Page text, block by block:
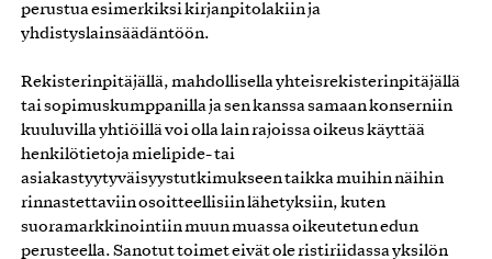
perustua esimerkiksi kirjanpitolakiin ja
yhdistyslainsäädäntöön.
Rekisterinpitäjällä, mahdollisella yhteisrekisterinpitäjällä
tai sopimuskumppanilla ja sen kanssa samaan konserniin
kuuluvilla yhtiöillä voi olla lain rajoissa oikeus käyttää
henkilötietoja mielipide- tai
asiakastyytyväisyystutkimukseen taikka muihin näihin
rinnastettaviin osoitteellisiin lähetyksiin, kuten
suoramarkkinointiin muun muassa oikeutetun edun
perusteella. Sanotut toimet eivät ole ristiriidassa yksilön